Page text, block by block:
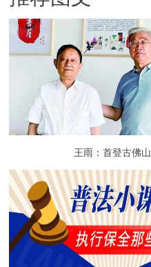
王雨：首登古佛山